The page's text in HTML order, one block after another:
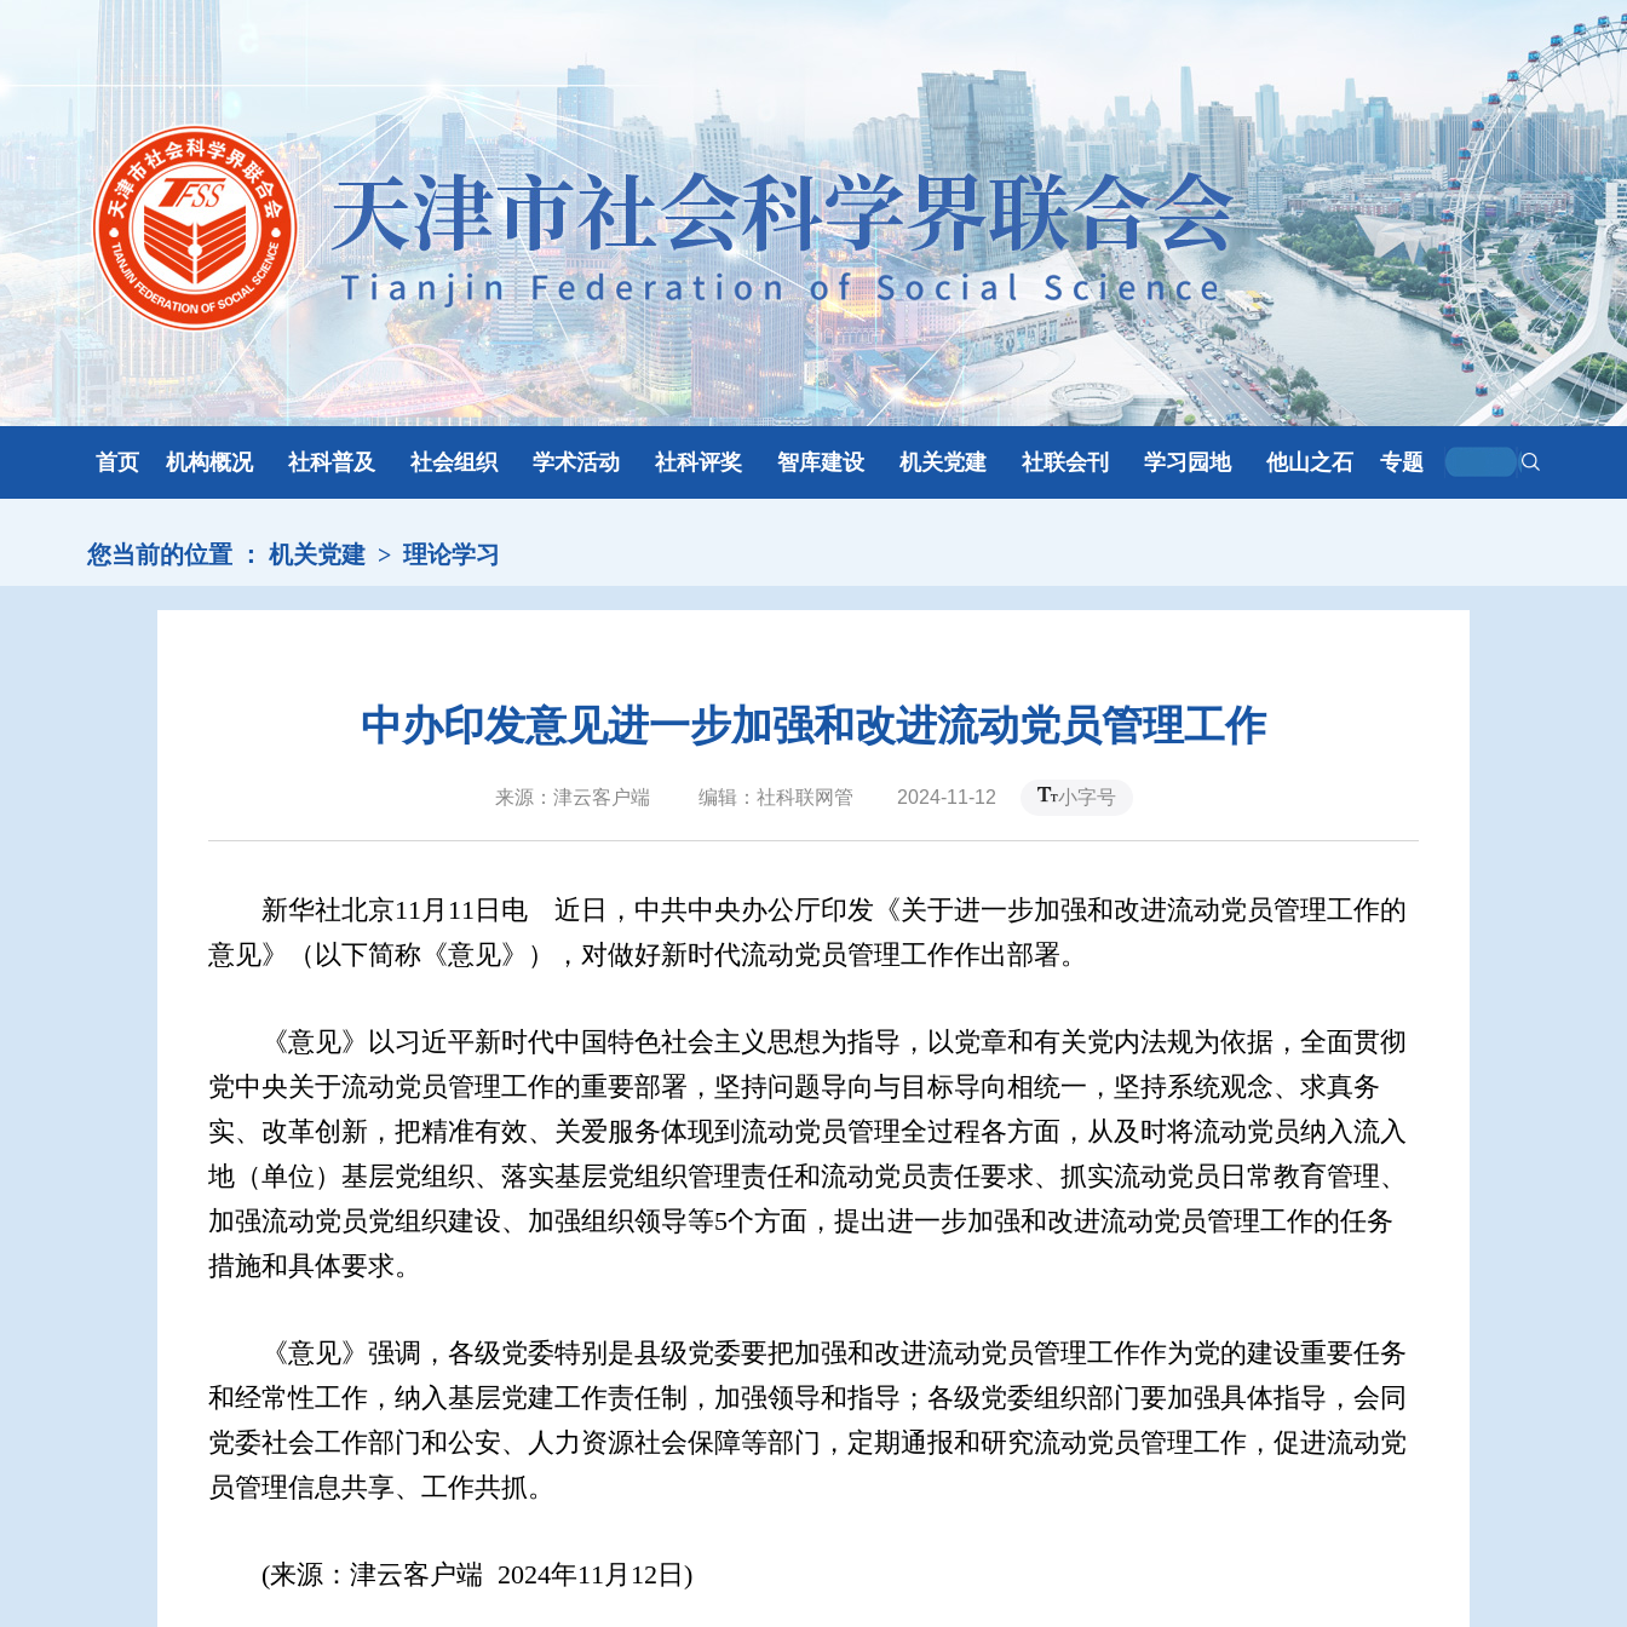
首页 机构概况 社科普及 社会组织 学术活动 社科评奖 智库建设 机关党建 社联会刊 学习园地 他山之石 专题
您当前的位置 ： 机关党建 > 理论学习
中办印发意见进一步加强和改进流动党员管理工作
来源：津云客户端 编辑：社科联网管 2024-11-12 小字号
新华社北京11月11日电 近日，中共中央办公厅印发《关于进一步加强和改进流动党员管理工作的
意见》（以下简称《意见》），对做好新时代流动党员管理工作作出部署。
《意见》以习近平新时代中国特色社会主义思想为指导，以党章和有关党内法规为依据，全面贯彻
党中央关于流动党员管理工作的重要部署，坚持问题导向与目标导向相统一，坚持系统观念、求真务
实、改革创新，把精准有效、关爱服务体现到流动党员管理全过程各方面，从及时将流动党员纳入流入
地（单位）基层党组织、落实基层党组织管理责任和流动党员责任要求、抓实流动党员日常教育管理、
加强流动党员党组织建设、加强组织领导等5个方面，提出进一步加强和改进流动党员管理工作的任务
措施和具体要求。
《意见》强调，各级党委特别是县级党委要把加强和改进流动党员管理工作作为党的建设重要任务
和经常性工作，纳入基层党建工作责任制，加强领导和指导；各级党委组织部门要加强具体指导，会同
党委社会工作部门和公安、人力资源社会保障等部门，定期通报和研究流动党员管理工作，促进流动党
员管理信息共享、工作共抓。
(来源：津云客户端 2024年11月12日)